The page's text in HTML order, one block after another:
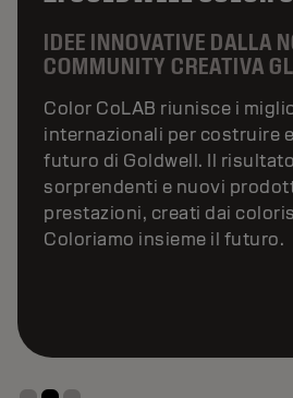
IDEE INNOVATIVE DALLA
COMMUNITY CREATIVA
Color CoLAB riunisce i
internazionali per costruire
futuro di Goldwell. Il
sorprendenti e nuovi
prestazioni, creati dai
Coloriamo insieme il futuro.